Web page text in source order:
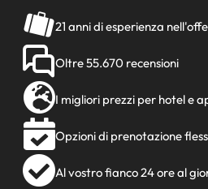
21 anni di esperienza
Oltre 55.670 recensioni
I migliori prezzi per hotel e
Opzioni di prenotazione
Al vostro fianco 24 ore al